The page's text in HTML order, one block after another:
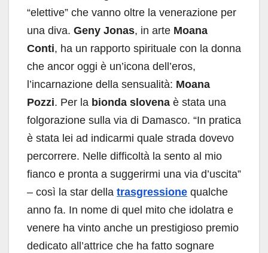
“elettive” che vanno oltre la venerazione per
una diva. Geny Jonas, in arte Moana
Conti, ha un rapporto spirituale con la donna
che ancor oggi è un’icona dell’eros,
l’incarnazione della sensualità: Moana
Pozzi. Per la bionda slovena è stata una
folgorazione sulla via di Damasco. “In pratica
è stata lei ad indicarmi quale strada dovevo
percorrere. Nelle difficoltà la sento al mio
fianco e pronta a suggerirmi una via d’uscita”
– così la star della trasgressione qualche
anno fa. In nome di quel mito che idolatra e
venere ha vinto anche un prestigioso premio
dedicato all’attrice che ha fatto sognare